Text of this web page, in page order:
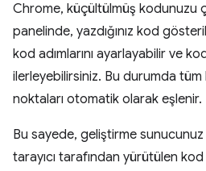
Chrome, küçültülmüş kodunuzu
panelinde, yazdığınız kod
kod adımlarını ayarlayabilir ve
ilerleyebilirsiniz. Bu durumda
noktaları otomatik olarak eşlenir.
Bu sayede, geliştirme
tarayıcı tarafından yürütülen kod